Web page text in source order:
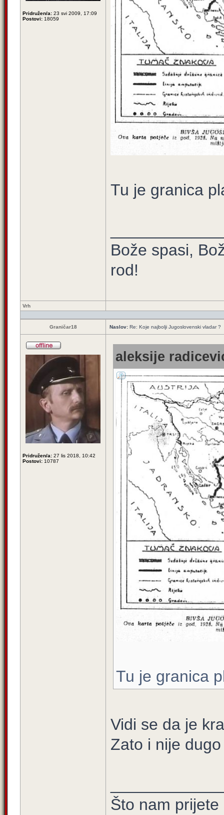
Pridružen/a: 23 svi 2009, 17:09
Postovi: 18059
Tu je granica
Bože spasi,
rod!
Vrh
Graničar18 Naslov: Re: Koje najbolji Jugoslovenski vladar ?
Pridružen/a: 27 lis 2018, 10:42
Postovi: 10787
aleksije
Tu je granica
Vidi se da je
Zato i nije
Što nam